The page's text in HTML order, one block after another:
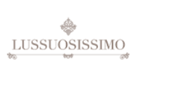
contenuto